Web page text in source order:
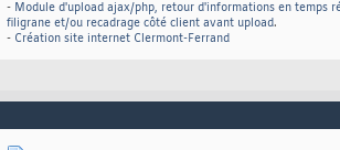
- Module d'upload ajax/php, retour d'informations en temps
filigrane et/ou recadrage côté client avant upload.
- Création site internet Clermont-Ferrand